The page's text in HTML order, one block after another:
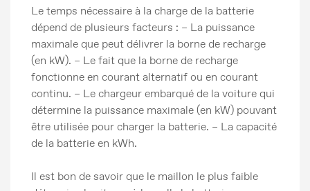
Le temps nécessaire à la charge de la batterie
dépend de plusieurs facteurs : – La puissance
maximale que peut délivrer la borne de recharge
(en kW). – Le fait que la borne de recharge
fonctionne en courant alternatif ou en courant
continu. – Le chargeur embarqué de la voiture qui
détermine la puissance maximale (en kW) pouvant
être utilisée pour charger la batterie. – La capacité
de la batterie en kWh.
Il est bon de savoir que le maillon le plus faible